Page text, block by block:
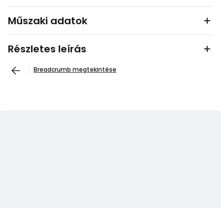
Műszaki adatok
Részletes leírás
Breadcrumb megtekintése